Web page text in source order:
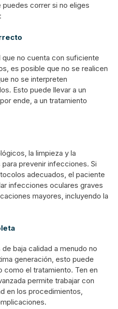
correr si no eliges
que no cuenta con suficiente
es posible que no se realicen
no se interpreten
Esto puede llevar a un
ende, a un tratamiento
la limpieza y la
prevenir infecciones. Si
adecuados, el paciente
infecciones oculares graves
mayores, incluyendo la
baja calidad a menudo no
generación, esto puede
el tratamiento. Ten en
permite trabajar con
en los procedimientos,